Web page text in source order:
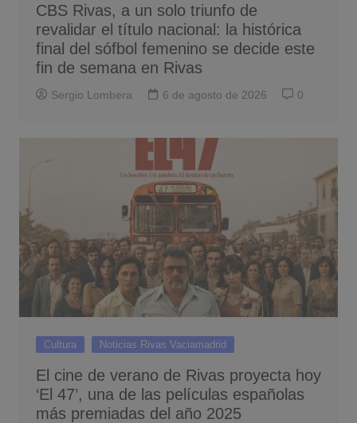
CBS Rivas, a un solo triunfo de
revalidar el título nacional: la histórica
final del sófbol femenino se decide este
fin de semana en Rivas
Sergio Lombera 6 de agosto de 2026 0
Cultura Noticias Rivas Vaciamadrid
El cine de verano de Rivas proyecta hoy
‘El 47’, una de las películas españolas
más premiadas del año 2025